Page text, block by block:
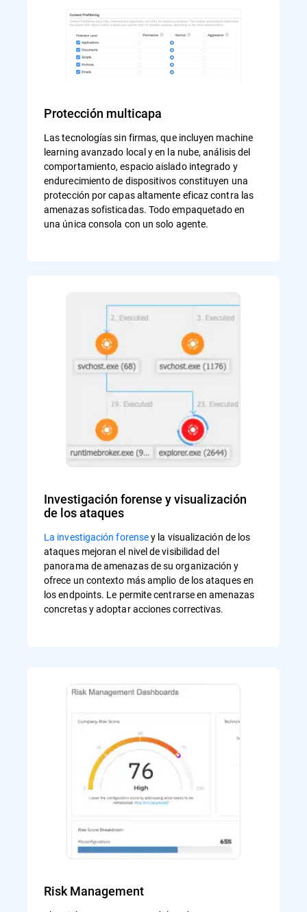
Protección multicapa
Las tecnologías sin firmas, que incluyen machine
learning avanzado local y en la nube, análisis del
comportamiento, espacio aislado integrado y
endurecimiento de dispositivos constituyen una
protección por capas altamente eficaz contra las
amenazas sofisticadas. Todo empaquetado en
una única consola con un solo agente.
Investigación forense y visualización
de los ataques
La investigación forensey la visualización de los
ataques mejoran el nivel de visibilidad del
panorama de amenazas de su organización y
ofrece un contexto más amplio de los ataques en
los endpoints. Le permite centrarse en amenazas
concretas y adoptar acciones correctivas.
Risk Management